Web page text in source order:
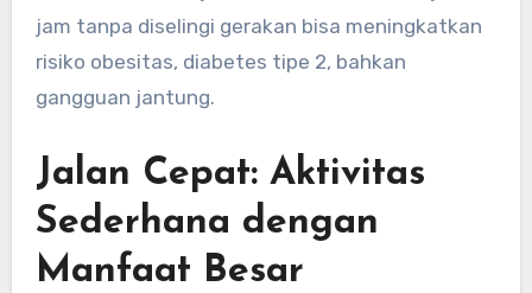
jam tanpa diselingi gerakan bisa meningkatkan
risiko obesitas, diabetes tipe 2, bahkan
gangguan jantung.
Jalan Cepat: Aktivitas
Sederhana dengan
Manfaat Besar